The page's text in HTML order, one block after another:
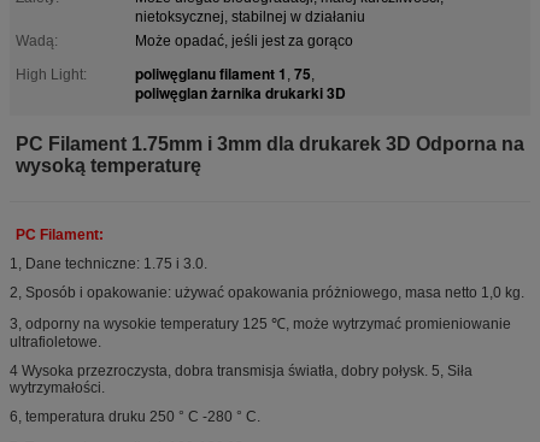
nietoksycznej, stabilnej w działaniu
Wadą:
Może opadać, jeśli jest za gorąco
High Light:
poliwęglanu filament 1 , 75,
poliwęglan żarnika drukarki 3D
PC Filament 1.75mm i 3mm dla drukarek 3D Odporna na
wysoką temperaturę
PC Filament:
1, Dane techniczne: 1.75 i 3.0.
2, Sposób i opakowanie: używać opakowania próżniowego, masa netto 1,0 kg.
3, odporny na wysokie temperatury 125 ℃, może wytrzymać promieniowanie
ultrafioletowe.
4 Wysoka przezroczysta, dobra transmisja światła, dobry połysk. 5, Siła
wytrzymałości.
6, temperatura druku 250 ° C -280 ° C.